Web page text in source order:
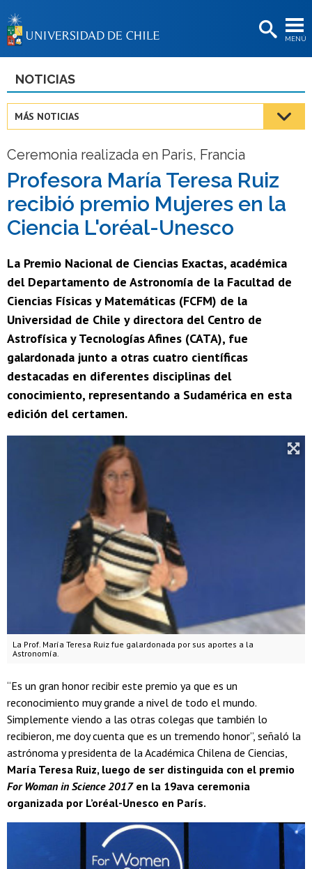
MENÚ
BIBLIOTECAS
Estudiantes
Académicas/os
Funcionarias/os
Egresadas/os
NOTICIAS
MÁS NOTICIAS
Ceremonia realizada en Paris, Francia
Profesora María Teresa Ruiz
recibió premio Mujeres en la
Ciencia L'oréal-Unesco
La Premio Nacional de Ciencias Exactas, académica
del Departamento de Astronomía de la Facultad de
Ciencias Físicas y Matemáticas (FCFM) de la
Universidad de Chile y directora del Centro de
Astrofísica y Tecnologías Afines (CATA), fue
galardonada junto a otras cuatro científicas
destacadas en diferentes disciplinas del
conocimiento, representando a Sudamérica en esta
edición del certamen.
La Prof. María Teresa Ruiz fue galardonada por sus aportes a la
Astronomía.
“Es un gran honor recibir este premio ya que es un
reconocimiento muy grande a nivel de todo el mundo.
Simplemente viendo a las otras colegas que también lo
recibieron, me doy cuenta que es un tremendo honor”, señaló la
astrónoma y presidenta de la Académica Chilena de Ciencias,
María Teresa Ruiz, luego de ser distinguida con el premio
For Woman in Science 2017en la 19ava ceremonia
organizada por L’oréal-Unesco en París.